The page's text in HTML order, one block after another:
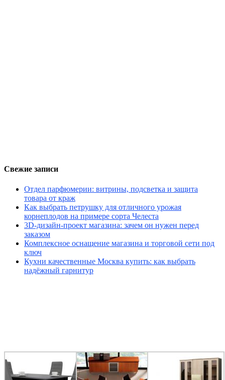
Свежие записи
Отдел парфюмерии: витрины, подсветка и защита
товара от краж
Как выбрать петрушку для отличного урожая
корнеплодов на примере сорта Челеста
3D-дизайн-проект магазина: зачем он нужен перед
заказом
Комплексное оснащение магазина и торговой сети под
ключ
Кухни качественные Москва купить: как выбрать
надёжный гарнитур